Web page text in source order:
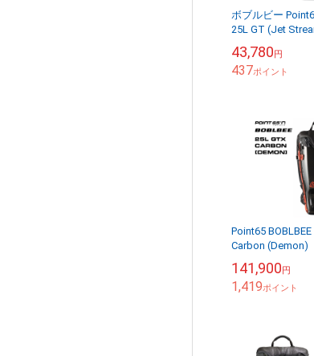
ボブルビー
25L GT (Jet
を除く）...
43,780円
437ポイント
Point65
Carbon (Demon)
141,900円
1,419ポイント